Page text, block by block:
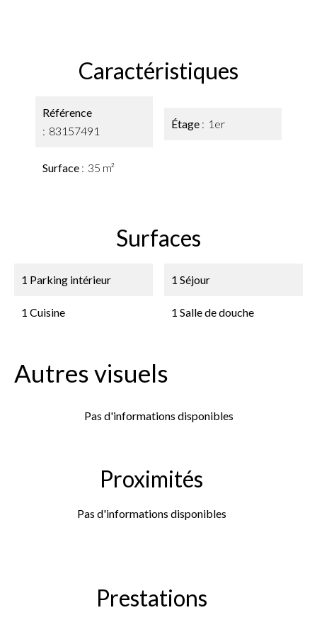
Caractéristiques
Référence
83157491
Surface 35 m²
Étage 1er
Surfaces
1 Parking intérieur
1 Cuisine
1 Séjour
1 Salle de douche
Autres visuels
Pas d'informations disponibles
Proximités
Pas d'informations disponibles
Prestations